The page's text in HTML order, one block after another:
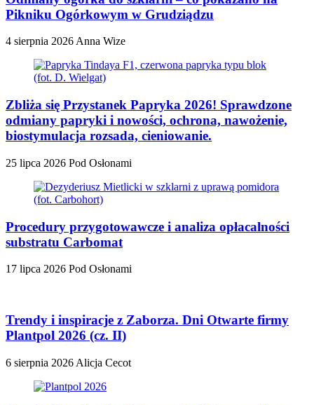
Pikniku Ogórkowym w Grudziądzu
4 sierpnia 2026 Anna Wize
Zbliża się Przystanek Papryka 2026! Sprawdzone
odmiany papryki i nowości, ochrona, nawożenie,
biostymulacja rozsada, cieniowanie.
25 lipca 2026 Pod Osłonami
Procedury przygotowawcze i analiza opłacalności
substratu Carbomat
17 lipca 2026 Pod Osłonami
Trendy i inspiracje z Zaborza. Dni Otwarte firmy
Plantpol 2026 (cz. II)
6 sierpnia 2026 Alicja Cecot